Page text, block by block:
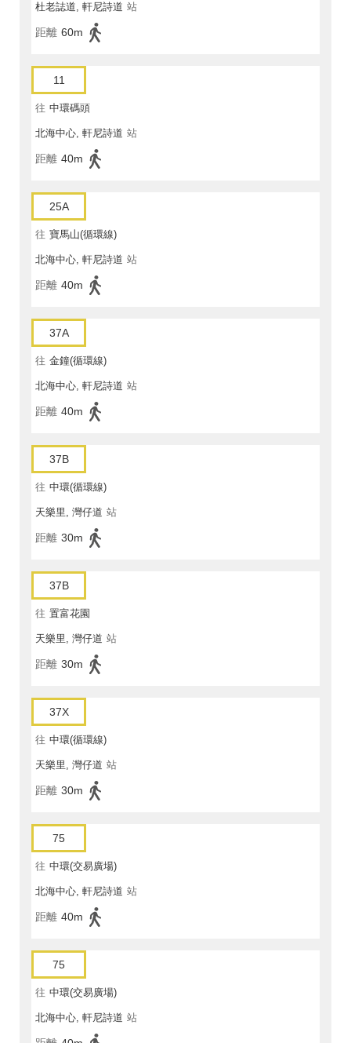
杜老誌道, 軒尼詩道 站
距離 60m
11
往 中環碼頭
北海中心, 軒尼詩道 站
距離 40m
25A
往 寶馬山(循環線)
北海中心, 軒尼詩道 站
距離 40m
37A
往 金鐘(循環線)
北海中心, 軒尼詩道 站
距離 40m
37B
往 中環(循環線)
天樂里, 灣仔道 站
距離 30m
37B
往 置富花園
天樂里, 灣仔道 站
距離 30m
37X
往 中環(循環線)
天樂里, 灣仔道 站
距離 30m
75
往 中環(交易廣場)
北海中心, 軒尼詩道 站
距離 40m
75
往 中環(交易廣場)
北海中心, 軒尼詩道 站